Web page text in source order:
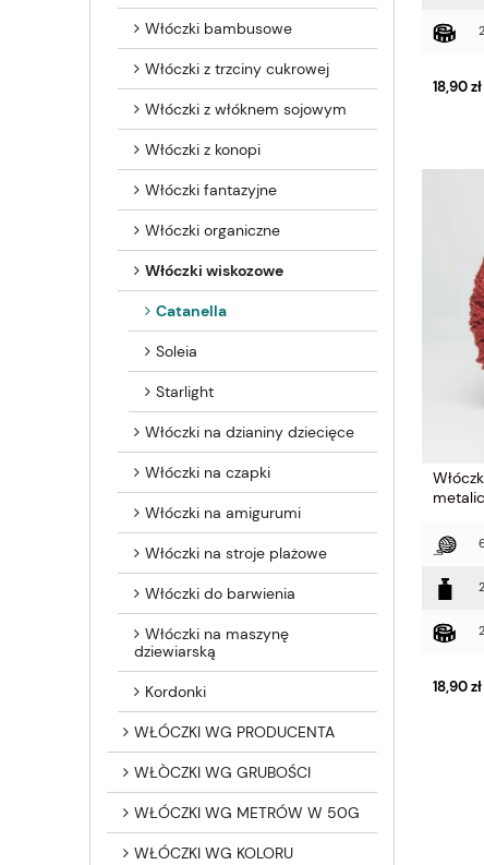
Włóczki bambusowe
Włóczki z trzciny cukrowej
Włóczki z włóknem sojowym
Włóczki z konopi
Włóczki fantazyjne
Włóczki organiczne
Włóczki wiskozowe
Catanella
Soleia
Starlight
Włóczki na dzianiny dziecięce
Włóczki na czapki
Włóczki na amigurumi
Włóczki na stroje plażowe
Włóczki do barwienia
Włóczki na maszynę
dziewiarską
Kordonki
WŁÓCZKI WG PRODUCENTA
WŁÒCZKI WG GRUBOŚCI
WŁÓCZKI WG METRÓW W 50G
WŁÓCZKI WG KOLORU
18,90 zł
18,90 zł